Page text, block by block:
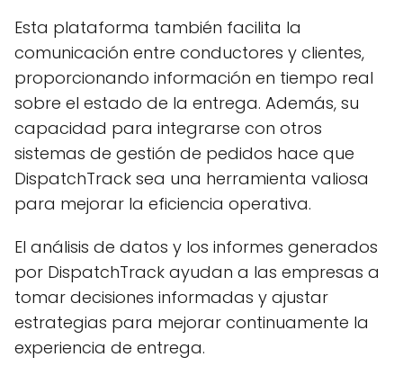
Esta plataforma también facilita la
comunicación entre conductores y clientes,
proporcionando información en tiempo real
sobre el estado de la entrega. Además, su
capacidad para integrarse con otros
sistemas de gestión de pedidos hace que
DispatchTrack sea una herramienta valiosa
para mejorar la eficiencia operativa.
El análisis de datos y los informes generados
por DispatchTrack ayudan a las empresas a
tomar decisiones informadas y ajustar
estrategias para mejorar continuamente la
experiencia de entrega.